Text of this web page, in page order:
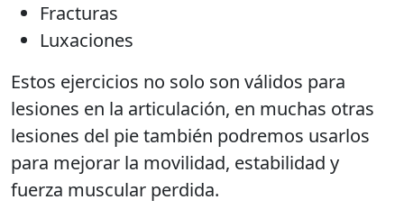
Fracturas
Luxaciones
Estos ejercicios no solo son válidos para
lesiones en la articulación, en muchas otras
lesiones del pie también podremos usarlos
para mejorar la movilidad, estabilidad y
fuerza muscular perdida.